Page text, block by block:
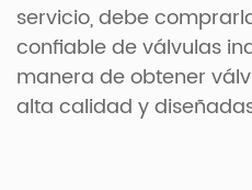
servicio, debe
confiable de válvulas
manera de obtener
alta calidad y